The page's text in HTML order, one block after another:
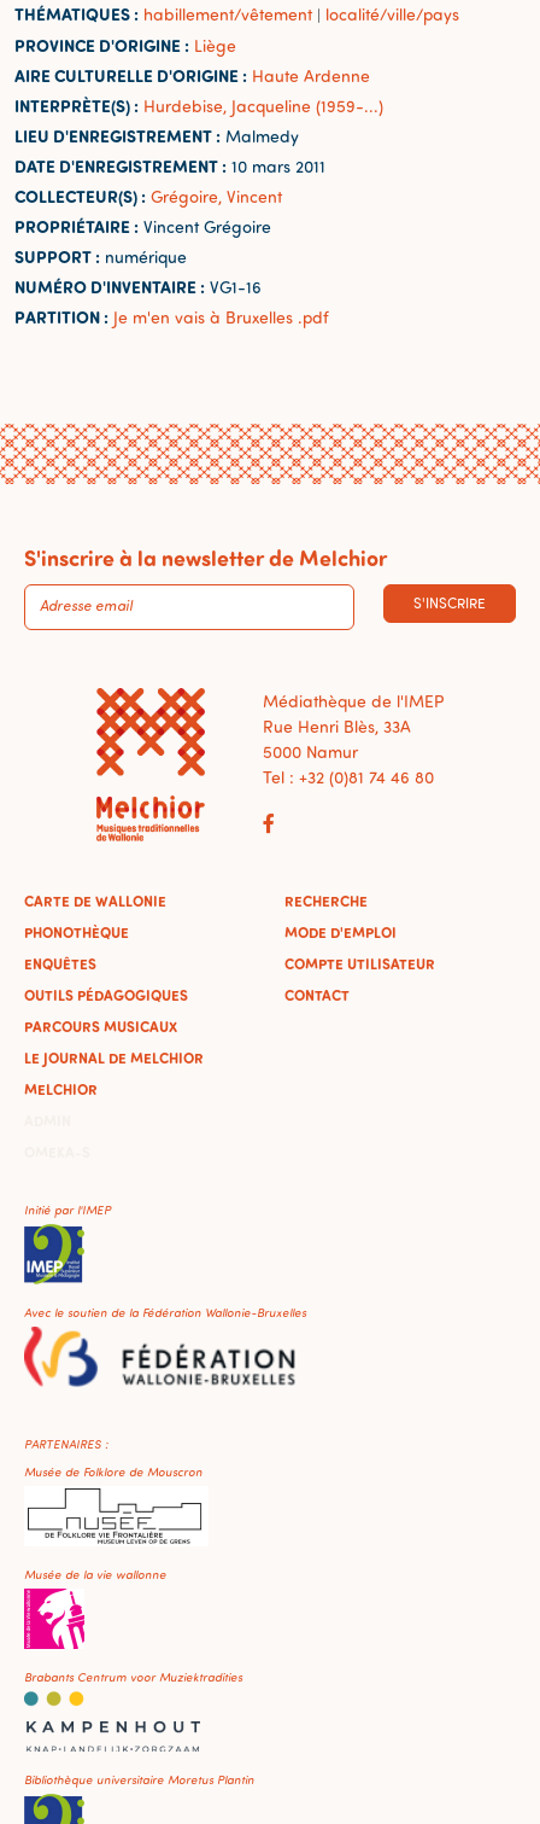
THÉMATIQUES : habillement/vêtement | localité/ville/pays
PROVINCE D'ORIGINE : Liège
AIRE CULTURELLE D'ORIGINE : Haute Ardenne
INTERPRÈTE(S) : Hurdebise, Jacqueline (1959-...)
LIEU D'ENREGISTREMENT : Malmedy
DATE D'ENREGISTREMENT : 10 mars 2011
COLLECTEUR(S) : Grégoire, Vincent
PROPRIÉTAIRE : Vincent Grégoire
SUPPORT : numérique
NUMÉRO D'INVENTAIRE : VG1-16
PARTITION : Je m'en vais à Bruxelles .pdf
S'inscrire à la newsletter de Melchior
S'INSCRIRE
Médiathèque de l'IMEP
Rue Henri Blès, 33A
5000 Namur
Tel : +32 (0)81 74 46 80
CARTE DE WALLONIE
PHONOTHÈQUE
ENQUÊTES
OUTILS PÉDAGOGIQUES
PARCOURS MUSICAUX
LE JOURNAL DE MELCHIOR
MELCHIOR
RECHERCHE
MODE D'EMPLOI
COMPTE UTILISATEUR
CONTACT
Initié par l'IMEP
Avec le soutien de la Fédération Wallonie-Bruxelles
PARTENAIRES :
Musée de Folklore de Mouscron
Musée de la vie wallonne
Brabants Centrum voor Muziektradities
Bibliothèque universitaire Moretus Plantin